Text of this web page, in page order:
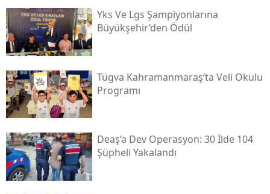
Yks Ve Lgs Şampiyonlarına
Büyükşehir’den Ödül
Tügva Kahramanmaraş’ta Veli Okulu
Programı
Deaş’a Dev Operasyon: 30 İlde 104
Şüpheli Yakalandı